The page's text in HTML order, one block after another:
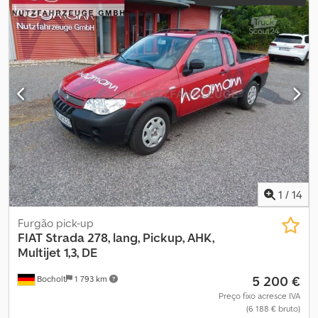
1 / 14
Bocholt 1 793 km
Furgão pick-up
FIAT Strada 278, lang, Pickup, AHK,
Multijet 1,3, DE
5 200 €
Preço fixo acresce IVA
(6 188 € bruto)